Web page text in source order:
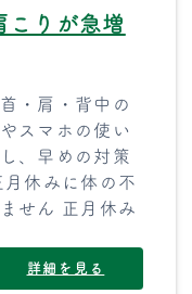
こりが急増
・肩・背中の
スマホの使い
、早めの対策
休みに体の不
せん 正月休み
詳細を見る